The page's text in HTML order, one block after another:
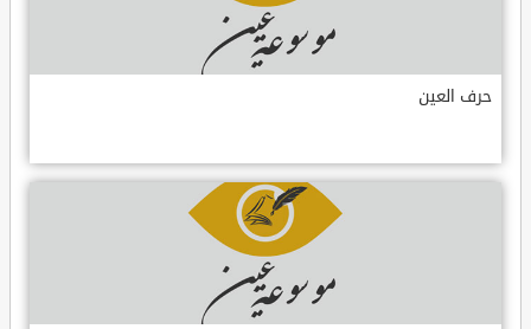
حرف العين